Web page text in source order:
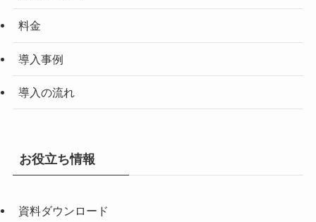
料金
導入事例
導入の流れ
お役立ち情報
資料ダウンロード